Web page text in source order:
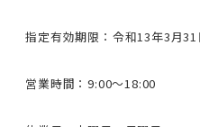
指定有効期限：令和13年3月31
営業時間：9:00〜18:00